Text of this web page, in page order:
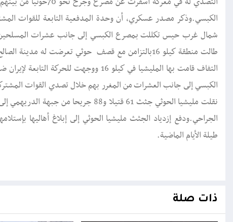
الكبسي.وذكر مصدر عسكري، أن وحدة المدفعية التابعة للقوات
شمال غرب حيس تكللت بمصرع الكبسي إلى جانب عشرات
طالت منطقة كيلو 16بالتزامن مع قصف حوثي تعرضت له
الكبسي إلى جانب العشرات من المغرر بهم خلال تصدي القوات
نقلت مليشيا الحوثي جثث 61 قتيلا
الجراحي.ودفع إزدياد الجثث مليشيا الحوثي إلى إبلاغ أهاليها
طيلة الأيام الماضية.
ذات صلة